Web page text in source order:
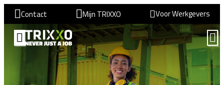
Contact Mijn TRIXXO Voor Werkgevers